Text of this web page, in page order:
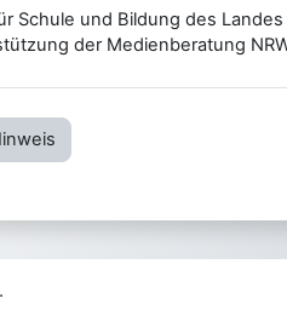
Schule und Bildung des Landes
der Medienberatung